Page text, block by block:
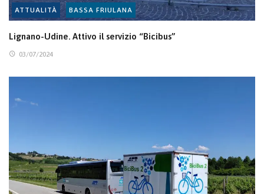
ATTUALITÀ BASSA FRIULANA
Lignano-Udine. Attivo il servizio “Bicibus”
03/07/2024